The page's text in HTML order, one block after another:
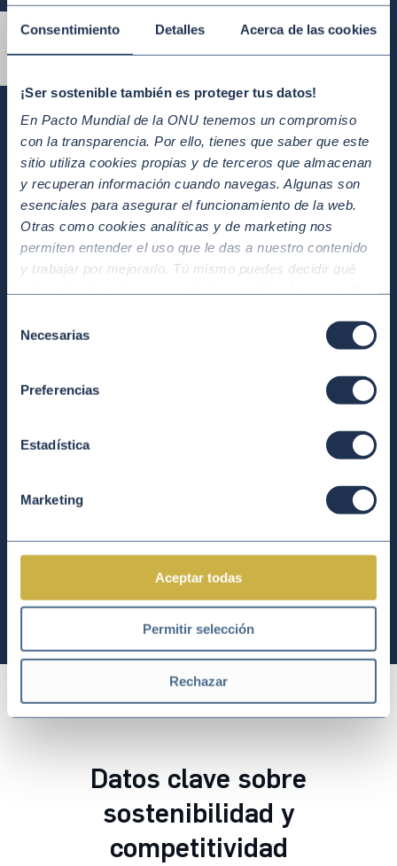
Consentimiento Detalles Acerca de las cookies
¡Ser sostenible también es proteger tus datos!
En Pacto Mundial de la ONU tenemos un compromiso
con la transparencia. Por ello, tienes que saber que este
sitio utiliza cookies propias y de terceros que almacenan
y recuperan información cuando navegas. Algunas son
esenciales para asegurar el funcionamiento de la web.
Otras como cookies analíticas y de marketing nos
permiten entender el uso que le das a nuestro contenido
y trabajar por mejorarlo. Tú mismo puedes decidir qué
quieras que recojamos ninguna información dándole al
Necesarias
Preferencias
Estadística
Marketing
Aceptar todas
Permitir selección
Rechazar
Alternar alto contraste
Datos clave sobre
sostenibilidad y
competitividad